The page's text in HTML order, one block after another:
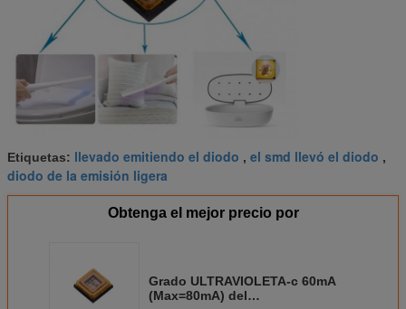
Etiquetas: llevado emitiendo el diodo , el smd llevó el diodo ,
diodo de la emisión ligera
Obtenga el mejor precio por
Grado ULTRAVIOLETA-c 60mA
(Max=80mA) del